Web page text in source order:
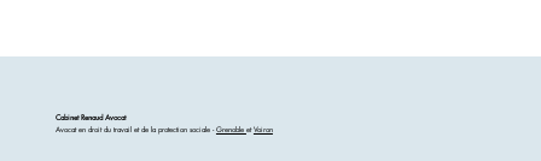
Cabinet Renaud Avocat
Avocat en droit du travail et de la protection sociale -Grenoble etVoiron